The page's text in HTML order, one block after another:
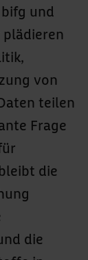
und
von
teilen
Frage
die
die